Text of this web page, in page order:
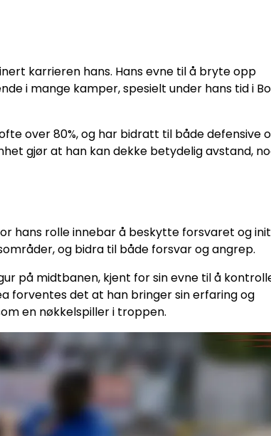
karrieren hans. Hans evne til å bryte opp
i mange kamper, spesielt under hans tid i
over 80%, og har bidratt til både defensive
gjør at han kan dekke betydelig avstand,
hans rolle innebar å beskytte forsvaret og
og bidra til både forsvar og angrep.
på midtbanen, kjent for sin evne til å
forventes det at han bringer sin erfaring og
en nøkkelspiller i troppen.